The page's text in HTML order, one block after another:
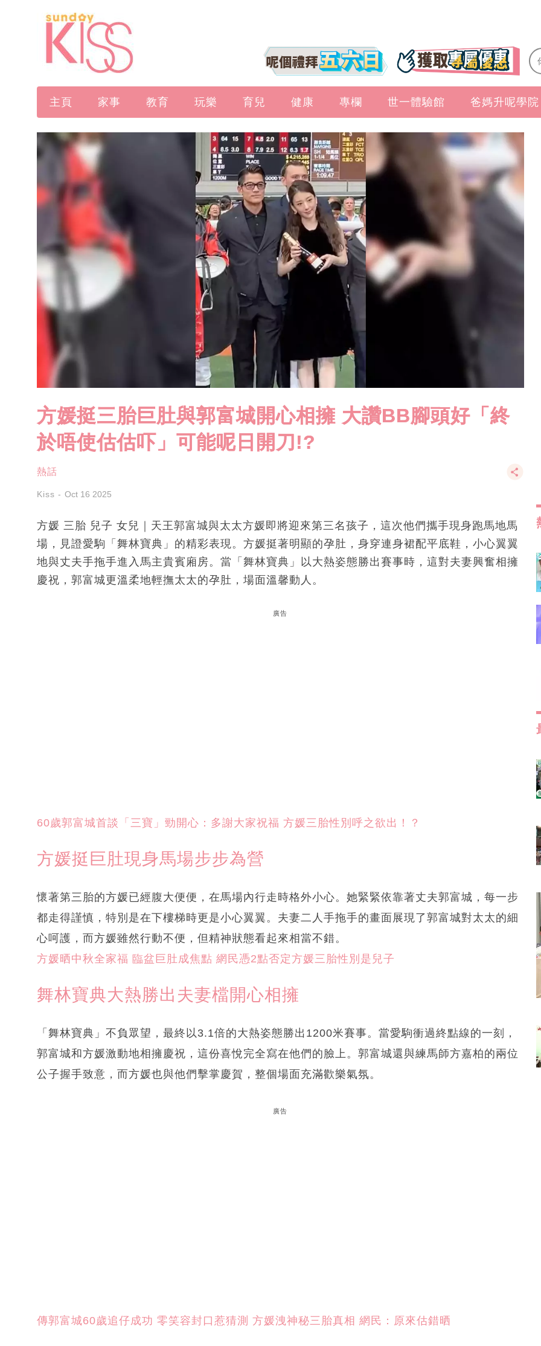
主頁 家事 教育 玩樂 育兒 健康 專欄 世一體驗館 爸媽升呢學院
方媛挺三胎巨肚與郭富城開心相擁 大讚BB腳頭好「終
於唔使估估吓」可能呢日開刀!?
熱話
Kiss Oct 16 2025
方媛 三胎 兒子 女兒｜天王郭富城與太太方媛即將迎來第三名孩子，這次他們攜手現身跑馬地馬
場，見證愛駒「舞林寶典」的精彩表現。方媛挺著明顯的孕肚，身穿連身裙配平底鞋，小心翼翼
地與丈夫手拖手進入馬主貴賓廂房。當「舞林寶典」以大熱姿態勝出賽事時，這對夫妻興奮相擁
慶祝，郭富城更溫柔地輕撫太太的孕肚，場面溫馨動人。
廣告
60歲郭富城首談「三寶」勁開心：多謝大家祝福 方媛三胎性別呼之欲出！？
方媛挺巨肚現身馬場步步為營
懷著第三胎的方媛已經腹大便便，在馬場內行走時格外小心。她緊緊依靠著丈夫郭富城，每一步
都走得謹慎，特別是在下樓梯時更是小心翼翼。夫妻二人手拖手的畫面展現了郭富城對太太的細
心呵護，而方媛雖然行動不便，但精神狀態看起來相當不錯。
方媛晒中秋全家福 臨盆巨肚成焦點 網民憑2點否定方媛三胎性別是兒子
舞林寶典大熱勝出夫妻檔開心相擁
「舞林寶典」不負眾望，最終以3.1倍的大熱姿態勝出1200米賽事。當愛駒衝過終點線的一刻，
郭富城和方媛激動地相擁慶祝，這份喜悅完全寫在他們的臉上。郭富城還與練馬師方嘉柏的兩位
公子握手致意，而方媛也與他們擊掌慶賀，整個場面充滿歡樂氣氛。
廣告
傳郭富城60歲追仔成功 零笑容封口惹猜測 方媛洩神秘三胎真相 網民：原來估錯晒